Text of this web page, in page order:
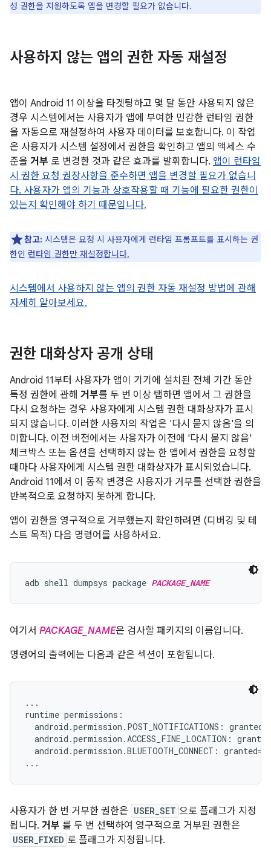
성 권한을 지원하도록 앱을 변경할 필요가 없습니다.
사용하지 않는 앱의 권한 자동 재설정
앱이 Android 11 이상을 타겟팅하고 몇 달 동안 사용되지 않은
경우 시스템에서는 사용자가 앱에 부여한 민감한 런타임 권한
을 자동으로 재설정하여 사용자 데이터를 보호합니다. 이 작업
은 사용자가 시스템 설정에서 권한을 확인하고 앱의 액세스 수
준을 거부 로 변경한 것과 같은 효과를 발휘합니다. 앱이 런타임
시 권한 요청 권장사항을 준수하면 앱을 변경할 필요가 없습니
다. 사용자가 앱의 기능과 상호작용할 때 기능에 필요한 권한이
있는지 확인해야 하기 때문입니다.
참고: 시스템은 요청 시 사용자에게 런타임 프롬프트를 표시하는 권
한인 런타임 권한만 재설정합니다.
시스템에서 사용하지 않는 앱의 권한 자동 재설정 방법에 관해
자세히 알아보세요.
권한 대화상자 공개 상태
Android 11부터 사용자가 앱이 기기에 설치된 전체 기간 동안
특정 권한에 관해 거부를 두 번 이상 탭하면 앱에서 그 권한을
다시 요청하는 경우 사용자에게 시스템 권한 대화상자가 표시
되지 않습니다. 이러한 사용자의 작업은 '다시 묻지 않음'을 의
미합니다. 이전 버전에서는 사용자가 이전에 '다시 묻지 않음'
체크박스 또는 옵션을 선택하지 않는 한 앱에서 권한을 요청할
때마다 사용자에게 시스템 권한 대화상자가 표시되었습니다.
Android 11에서 이 동작 변경은 사용자가 거부를 선택한 권한을
반복적으로 요청하지 못하게 합니다.
앱이 권한을 영구적으로 거부했는지 확인하려면 (디버깅 및 테
스트 목적) 다음 명령어를 사용하세요.
adb shell dumpsys package PACKAGE_NAME
여기서 PACKAGE_NAME은 검사할 패키지의 이름입니다.
명령어의 출력에는 다음과 같은 섹션이 포함됩니다.
...
runtime permissions:
android.permission.POST_NOTIFICATIONS:
android.permission.ACCESS_FINE_LOCATION:
android.permission.BLUETOOTH_CONNECT:
사용자가 한 번 거부한 권한은 USER_SET 으로 플래그가 지정
됩니다. 거부 를 두 번 선택하여 영구적으로 거부된 권한은
USER_FIXED 로 플래그가 지정됩니다.